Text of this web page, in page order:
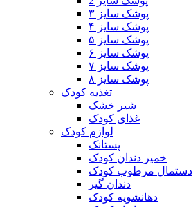
پوشک سایز ۳
پوشک سایز ۴
پوشک سایز ۵
پوشک سایز ۶
پوشک سایز ۷
پوشک سایز ۸
تغذیه کودک
شیر خشک
غذای کودک
لوازم کودک
پستانک
خمیر دندان کودک
دستمال مرطوب کودک
دندان گیر
دهانشویه کودک